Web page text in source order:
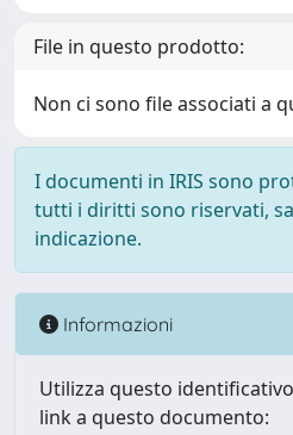
File in questo prodotto:
Non ci sono file associati a
I documenti in IRIS sono
tutti i diritti sono riservati,
indicazione.
Informazioni
Utilizza questo
link a questo documento: